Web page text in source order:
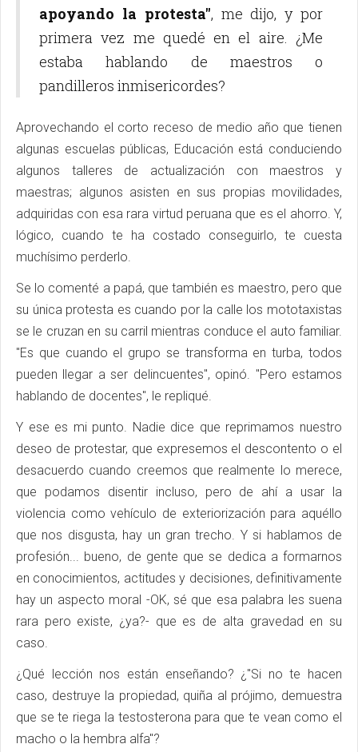
apoyando la protesta", me dijo, y por
primera vez me quedé en el aire. ¿Me
estaba hablando de maestros o
pandilleros inmisericordes?
Aprovechando el corto receso de medio año que tienen
algunas escuelas públicas, Educación está conduciendo
algunos talleres de actualización con maestros y
maestras; algunos asisten en sus propias movilidades,
adquiridas con esa rara virtud peruana que es el ahorro. Y,
lógico, cuando te ha costado conseguirlo, te cuesta
muchísimo perderlo.
Se lo comenté a papá, que también es maestro, pero que
su única protesta es cuando por la calle los mototaxistas
se le cruzan en su carril mientras conduce el auto familiar.
"Es que cuando el grupo se transforma en turba, todos
pueden llegar a ser delincuentes", opinó. "Pero estamos
hablando de docentes", le repliqué.
Y ese es mi punto. Nadie dice que reprimamos nuestro
deseo de protestar, que expresemos el descontento o el
desacuerdo cuando creemos que realmente lo merece,
que podamos disentir incluso, pero de ahí a usar la
violencia como vehículo de exteriorización para aquéllo
que nos disgusta, hay un gran trecho. Y si hablamos de
profesión... bueno, de gente que se dedica a formarnos
en conocimientos, actitudes y decisiones, definitivamente
hay un aspecto moral -OK, sé que esa palabra les suena
rara pero existe, ¿ya?- que es de alta gravedad en su
caso.
¿Qué lección nos están enseñando? ¿"Si no te hacen
caso, destruye la propiedad, quiña al prójimo, demuestra
que se te riega la testosterona para que te vean como el
macho o la hembra alfa"?